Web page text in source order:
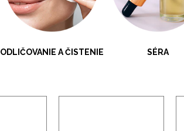
ODLIČOVANIE A ČISTENIE SÉRA